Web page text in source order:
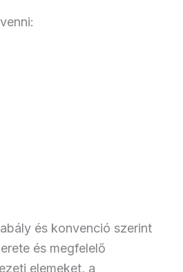
és konvenció szerint
és megfelelő
elemeket, a